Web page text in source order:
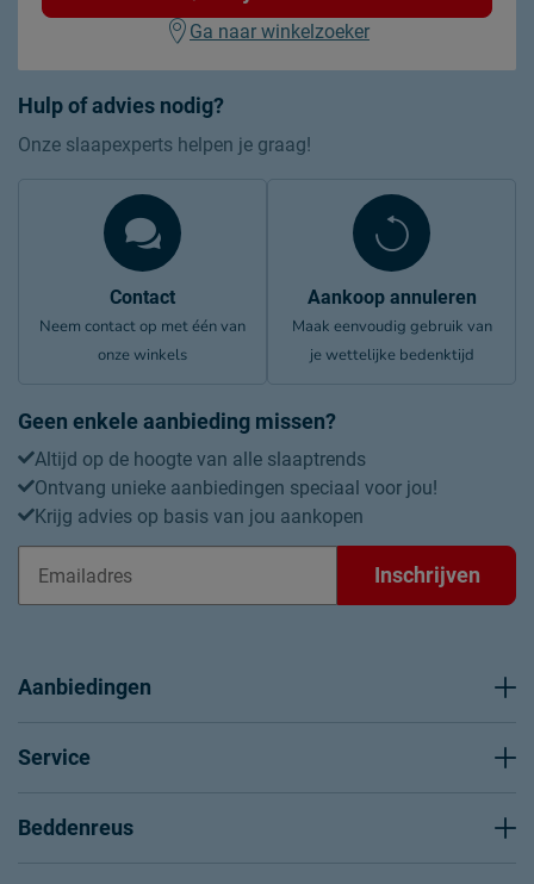
Hulp of advies nodig?
Onze slaapexperts helpen je graag!
Contact
Neem contact op met één van
onze winkels
Aankoop annuleren
Maak eenvoudig gebruik van
je wettelijke bedenktijd
Geen enkele aanbieding missen?
Altijd op de hoogte van alle slaaptrends
Ontvang unieke aanbiedingen speciaal voor jou!
Krijg advies op basis van jou aankopen
Inschrijven
Ga naar winkelzoeker
Aanbiedingen
Service
Beddenreus